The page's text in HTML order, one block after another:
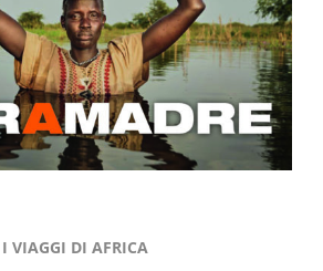
I VIAGGI DI AFRICA